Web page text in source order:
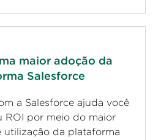
maior adoção da
Salesforce
a Salesforce ajuda você
ROI por meio do maior
utilização da plataforma